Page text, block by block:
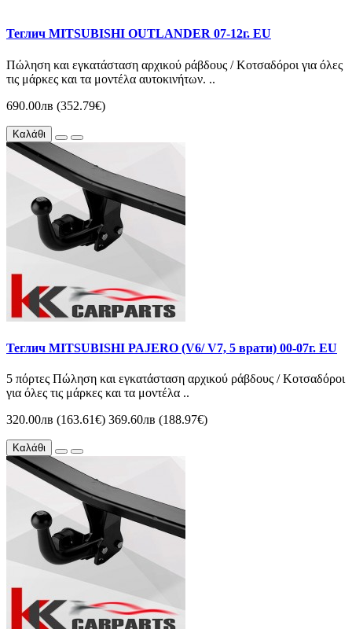
Теглич MITSUBISHI OUTLANDER 07-12г. EU
Πώληση και εγκατάσταση αρχικού ράβδους / Κοτσαδόροι για όλες
τις μάρκες και τα μοντέλα αυτοκινήτων. ..
690.00лв (352.79€)
Καλάθι
Теглич MITSUBISHI PAJERO (V6/ V7, 5 врати) 00-07г. EU
5 πόρτες Πώληση και εγκατάσταση αρχικού ράβδους / Κοτσαδόροι
για όλες τις μάρκες και τα μοντέλα ..
320.00лв (163.61€) 369.60лв (188.97€)
Καλάθι